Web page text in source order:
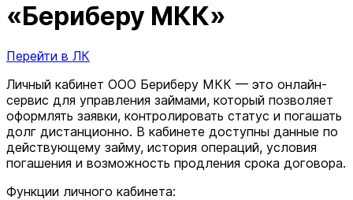
«Бериберу МКК»
Перейти в ЛК
Личный кабинет ООО Бериберу МКК — это онлайн-
сервис для управления займами, который позволяет
оформлять заявки, контролировать статус и погашать
долг дистанционно. В кабинете доступны данные по
действующему займу, история операций, условия
погашения и возможность продления срока договора.
Функции личного кабинета: